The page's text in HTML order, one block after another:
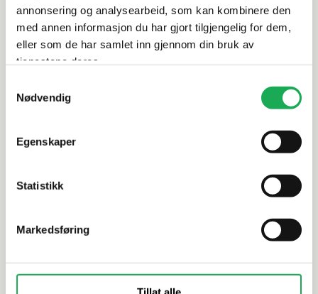
annonsering og analysearbeid, som kan kombinere den
med annen informasjon du har gjort tilgjengelig for dem,
eller som de har samlet inn gjennom din bruk av
tjenestene deres.
Nødvendig
Egenskaper
Statistikk
Markedsføring
Dokumentasjon
Alternative produkter
CESI
I Classici
5x5 Flis